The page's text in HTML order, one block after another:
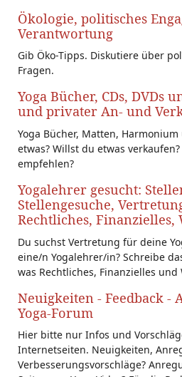
Ökologie, politisches
Verantwortung
Gib Öko-Tipps. Diskutiere über
Fragen.
Yoga Bücher, CDs, DVDs
und privater An- und
Yoga Bücher, Matten,
etwas? Willst du etwas
empfehlen?
Yogalehrer gesucht:
Stellengesuche,
Rechtliches, Finanzielles,
Du suchst Vertretung für deine
eine/n Yogalehrer/in? Schreibe
was Rechtliches, Finanzielles
Neuigkeiten - Feedback -
Yoga-Forum
Hier bitte nur Infos und
Internetseiten. Neuigkeiten,
Verbesserungsvorschläge?